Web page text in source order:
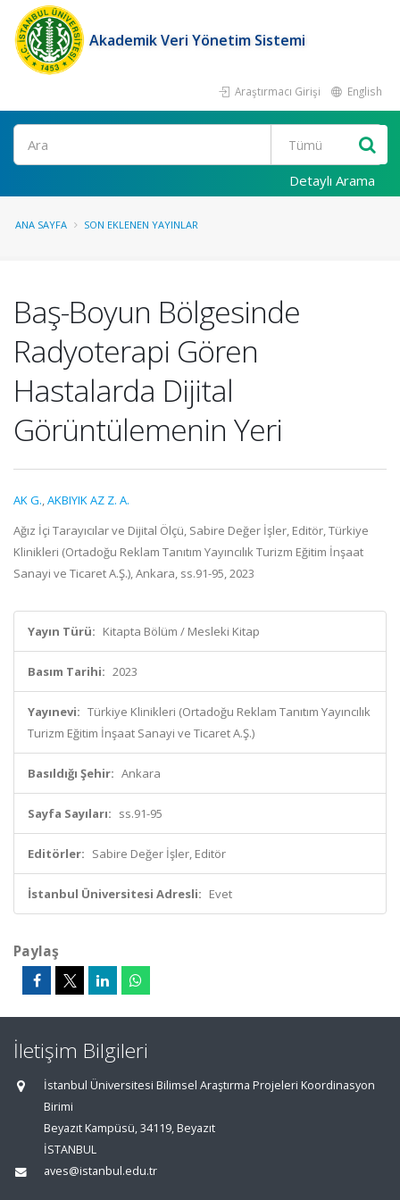
Akademik Veri Yönetim Sistemi
Araştırmacı Girişi English
Ara
Detaylı Arama
ANA SAYFA SON EKLENEN YAYINLAR
Baş-Boyun Bölgesinde
Radyoterapi Gören
Hastalarda Dijital
Görüntülemenin Yeri
AK G.,AKBIYIK AZ Z. A.
Ağız İçi Tarayıcılar ve Dijital Ölçü, Sabire Değer İşler, Editör, Türkiye
Klinikleri (Ortadoğu Reklam Tanıtım Yayıncılık Turizm Eğitim İnşaat
Sanayi ve Ticaret A.Ş.), Ankara, ss.91-95, 2023
Yayın Türü: Kitapta Bölüm / Mesleki Kitap
Basım Tarihi: 2023
Yayınevi: Türkiye Klinikleri (Ortadoğu Reklam Tanıtım Yayıncılık
Turizm Eğitim İnşaat Sanayi ve Ticaret A.Ş.)
Basıldığı Şehir: Ankara
Sayfa Sayıları: ss.91-95
Editörler: Sabire Değer İşler, Editör
İstanbul Üniversitesi Adresli: Evet
Paylaş
İletişim Bilgileri
İstanbul Üniversitesi Bilimsel Araştırma Projeleri Koordinasyon
Birimi
Beyazıt Kampüsü, 34119, Beyazıt
İSTANBUL
aves@istanbul.edu.tr